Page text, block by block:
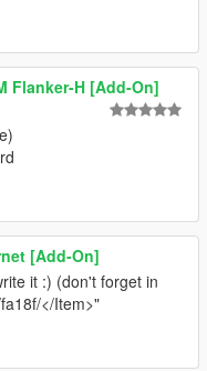
Flanker-H [Add-On]
[Add-On]
it :) (don't forget in
</Item>"